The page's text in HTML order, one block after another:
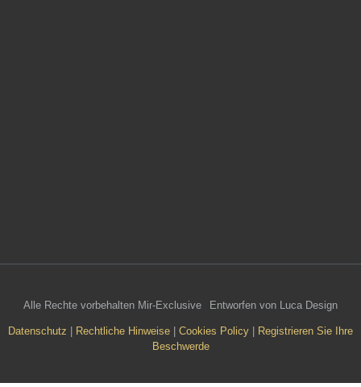
Alle Rechte vorbehalten Mir-Exclusive Entworfen von Luca Design
Datenschutz | Rechtliche Hinweise | Cookies Policy | Registrieren Sie Ihre
Beschwerde